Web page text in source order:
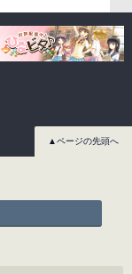
▲ページの先頭へ